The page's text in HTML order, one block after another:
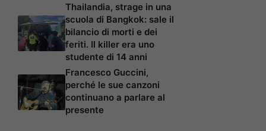
Thailandia, strage in una
scuola di Bangkok: sale il
bilancio di morti e dei
feriti. Il killer era uno
studente di 14 anni
Francesco Guccini,
perché le sue canzoni
continuano a parlare al
presente